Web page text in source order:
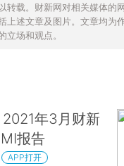
转载。财新网对相关媒体的
上述文章及图片。文章均为
立场和观点。
2021年3月财新
报告
APP打开